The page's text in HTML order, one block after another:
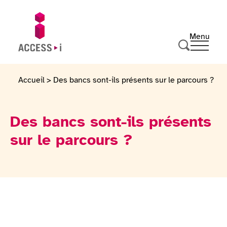
Passer au contenu
Menu
Ouvrir
Accueil > Des bancs sont-ils présents sur le parcours ?
Des bancs sont-ils présents
sur le parcours ?